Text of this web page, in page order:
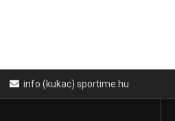
info (kukac) sportime.hu